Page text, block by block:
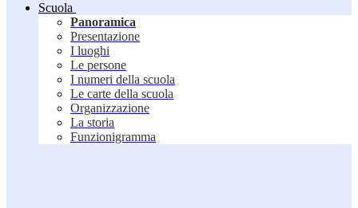
Scuola
Panoramica
Presentazione
I luoghi
Le persone
I numeri della scuola
Le carte della scuola
Organizzazione
La storia
Funzionigramma